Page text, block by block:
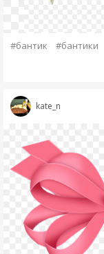
#бантик #бантики
kate_n